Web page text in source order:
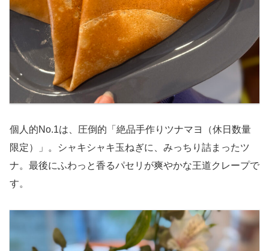
個人的No.1は、圧倒的「絶品手作りツナマヨ（休日数量
限定）」。シャキシャキ玉ねぎに、みっちり詰まったツ
ナ。最後にふわっと香るパセリが爽やかな王道クレープで
す。